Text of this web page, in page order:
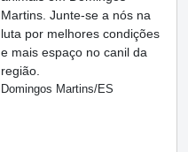
Martins. Junte-se a nós na
luta por melhores condições
e mais espaço no canil da
região.
Domingos Martins/ES